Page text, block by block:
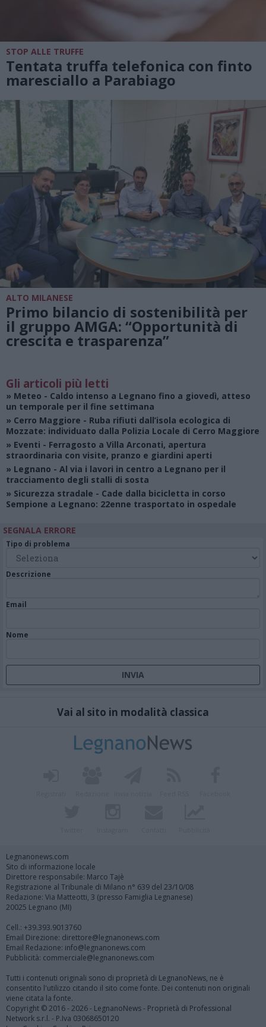
STOP ALLE TRUFFE
Tentata truffa telefonica con finto
maresciallo a Parabiago
ALTO MILANESE
Primo bilancio di sostenibilità per
il gruppo AMGA: “Opportunità di
crescita e trasparenza”
Gli articoli più letti
» Meteo - Caldo intenso a Legnano fino a giovedì, atteso
un temporale per il fine settimana
» Cerro Maggiore - Ruba rifiuti dall’isola ecologica di
Mozzate: individuato dalla Polizia Locale di Cerro Maggiore
» Eventi - Ferragosto a Villa Arconati, apertura
straordinaria con visite, pranzo e giardini aperti
» Legnano - Al via i lavori in centro a Legnano per il
tracciamento degli stalli di sosta
» Sicurezza stradale - Cade dalla bicicletta in corso
Sempione a Legnano: 22enne trasportato in ospedale
SEGNALA ERRORE
Tipo di problema
Descrizione
Email
Nome
Vai al sito in modalità classica
Legnanonews.com
Sito di informazione locale
Direttore responsabile: Marco Tajè
Registrazione al Tribunale di Milano n° 639 del 23/10/08
Redazione: Via Matteotti, 3 (presso Famiglia Legnanese)
20025 Legnano (MI)
Cell.: +39.393.9013760
Email Direzione: direttore@legnanonews.com
Email Redazione: info@legnanonews.com
Pubblicità: commerciale@legnanonews.com
Tutti i contenuti originali sono di proprietà di LegnanoNews, ne è
consentito l'utilizzo citando il sito come fonte. Dei contenuti non originali
viene citata la fonte.
Copyright © 2016 - 2026 - LegnanoNews - Proprietà di Professional
Network s.r.l. - P.Iva 03068650120